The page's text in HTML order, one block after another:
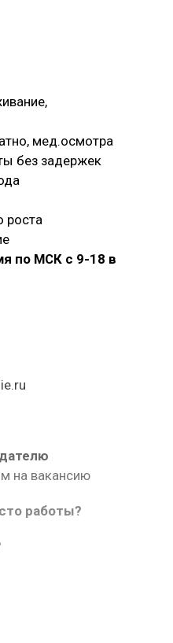
мед.осмотра
без задержек
роста
по МСК с 9-18 в
на вакансию
работы?